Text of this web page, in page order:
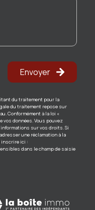
Envoyer
du traitement pour la
du traitement repose sur
Conformément à la loi «
données. Vous pouvez
sur vos droits. Si
une réclamation à la
inscrire ici :
dans le champ de saisie